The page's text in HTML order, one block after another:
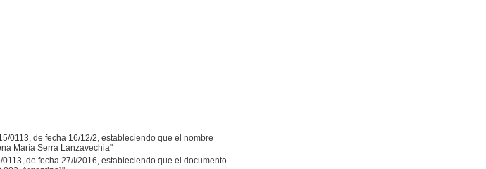
0113, de fecha 16/12/2, estableciendo que el nombre
María Serra Lanzavechia"
de fecha 27/I/2016, estableciendo que el documento